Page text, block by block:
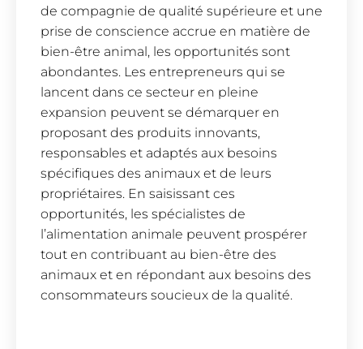
de compagnie de qualité supérieure et une
prise de conscience accrue en matière de
bien-être animal, les opportunités sont
abondantes. Les entrepreneurs qui se
lancent dans ce secteur en pleine
expansion peuvent se démarquer en
proposant des produits innovants,
responsables et adaptés aux besoins
spécifiques des animaux et de leurs
propriétaires. En saisissant ces
opportunités, les spécialistes de
l’alimentation animale peuvent prospérer
tout en contribuant au bien-être des
animaux et en répondant aux besoins des
consommateurs soucieux de la qualité.